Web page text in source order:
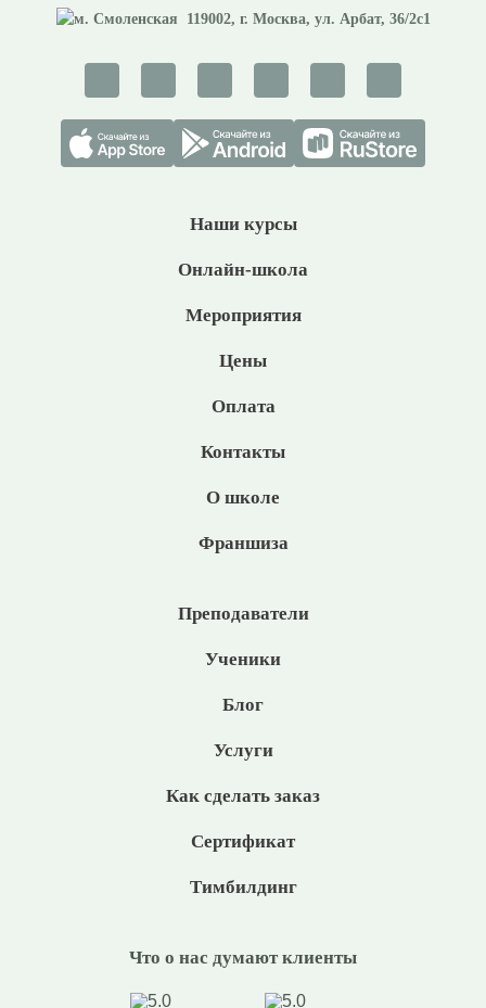
119002, г. Москва, ул. Арбат, 36/2с1
Наши курсы
Онлайн-школа
Мероприятия
Цены
Оплата
Контакты
О школе
Франшиза
Преподаватели
Ученики
Блог
Услуги
Как сделать заказ
Сертификат
Тимбилдинг
Что о нас думают клиенты
5.0 5.0